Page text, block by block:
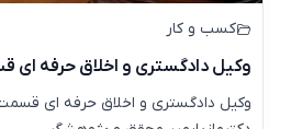
کسب و کار
وکیل دادگستری و اخلاق حرفه ای
وکیل دادگستری و اخلاق حرفه ای قسمت